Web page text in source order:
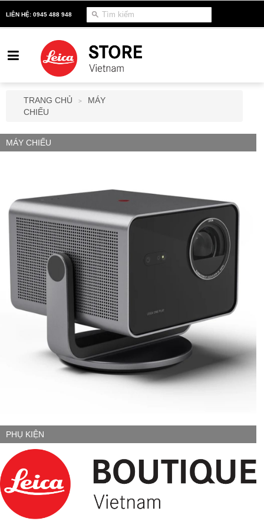
LIÊN HỆ: 0945 488 948
TRANG CHỦ >
MÁY
CHIẾU
MÁY CHIẾU
PHỤ KIỆN